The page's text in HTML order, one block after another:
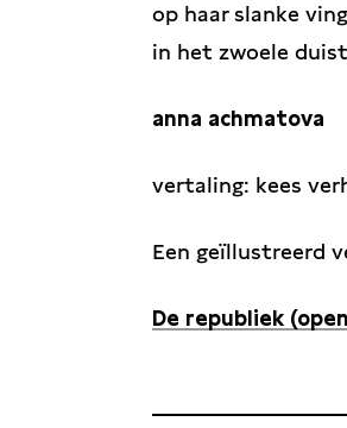
op haar slanke
in het zwoele
anna achmatova
vertaling: kees
Een geïllustreerd
De republiek